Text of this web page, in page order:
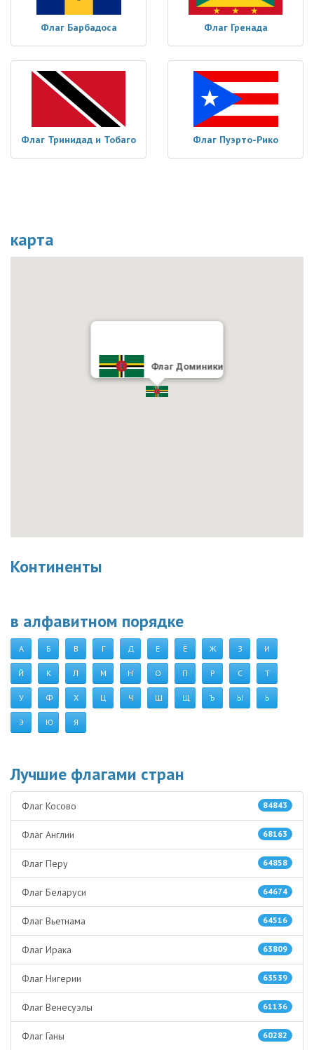
Флаг Барбадоса Флаг Гренада
Флаг Тринидад и Тобаго Флаг Пуэрто-Рико
карта
Флаг Доминики
Континенты
в алфавитном порядке
А Б В Г Д Е Ё Ж З И
Й К Л М Н О П Р С Т
У Ф Х Ц Ч Ш Щ Ъ Ы Ь
Э Ю Я
Лучшие флагами стран
84843
Флаг Косово
68163
Флаг Англии
64858
Флаг Перу
64674
Флаг Беларуси
64516
Флаг Вьетнама
63809
Флаг Ирака
63539
Флаг Нигерии
61136
Флаг Венесуэлы
60282
Флаг Ганы